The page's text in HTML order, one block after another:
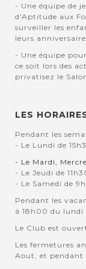
- Une équipe de
d'Aptitude aux
surveiller les
leurs
- Une équipe
ce soit lors des
privatisez le
LES
Pendant les
- Le Lundi de
- Le Mardi,
- Le Jeudi de
- Le Samedi de
Pendant les
à 18h00 du lundi
Le Club est
Les fermetures
Aout, et pendant